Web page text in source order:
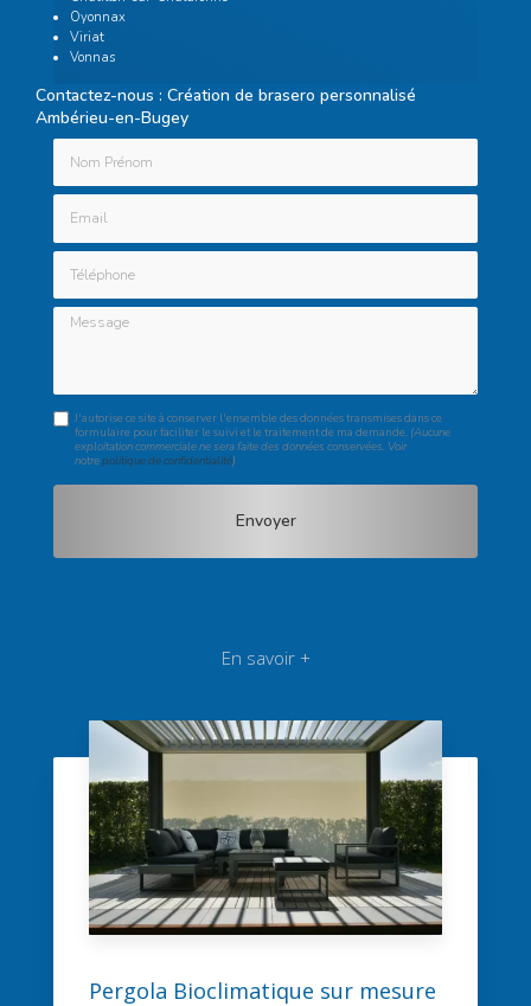
Oyonnax
Viriat
Vonnas
Contactez-nous : Création de brasero personnalisé
Ambérieu-en-Bugey
Nom Prénom
Téléphone
Message
J'autorise ce site à conserver l'ensemble des données transmises dans ce
formulaire pour faciliter le suivi et le traitement de ma demande. (Aucune
exploitation commerciale ne sera faite des données conservées. Voir
notrepolitique de confidentialité)
En savoir +
Pergola Bioclimatique sur mesure